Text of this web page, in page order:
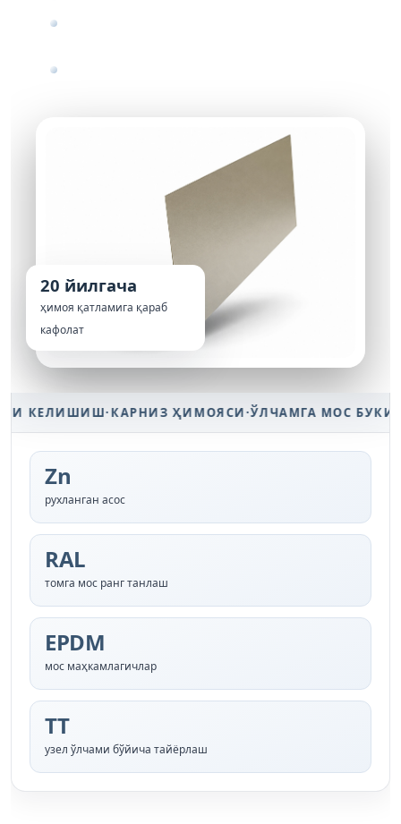
20 йилгача
ҳимоя қатламига қараб
кафолат
·КАРНИЗ ҲИМОЯСИ·ЎЛЧАМГА МОС БУКИШ·
Zn
рухланган асос
RAL
томга мос ранг танлаш
EPDM
мос маҳкамлагичлар
ТТ
узел ўлчами бўйича тайёрлаш